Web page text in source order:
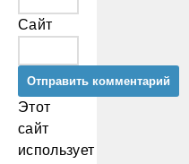
Сайт
Этот
сайт
использует